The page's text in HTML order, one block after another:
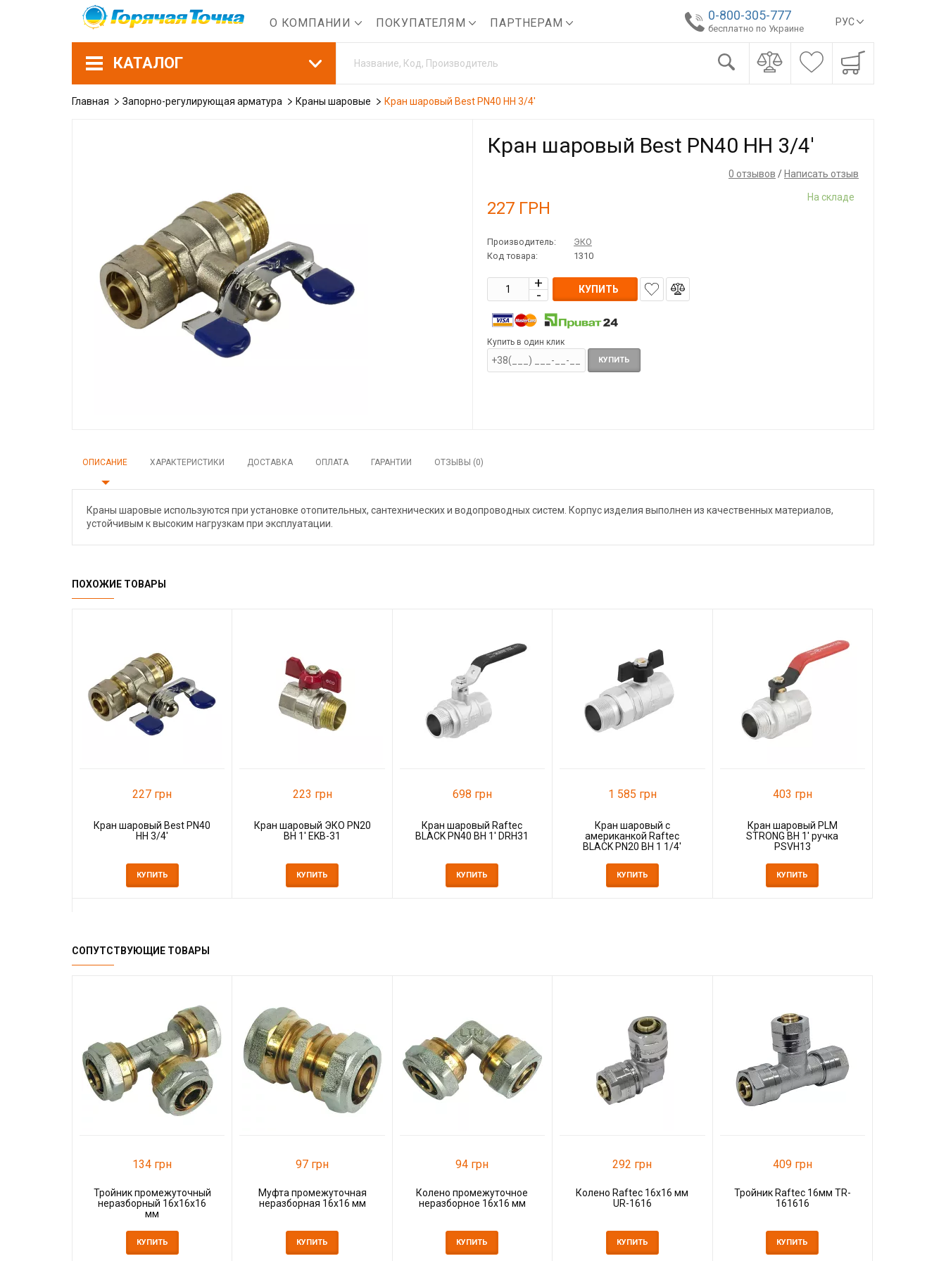
О КОМПАНИИ ПОКУПАТЕЛЯМ ПАРТНЕРАМ РУС
0-800-305-777
бесплатно по Украине
КАТАЛОГ
Главная Запорно-регулирующая арматура Краны шаровые Кран шаровый Best PN40 НН 3/4'
Кран шаровый Best PN40 НН 3/4'
0 отзывов / Написать отзыв
227 ГРН
На складе
Производитель:
ЭКО
Код товара:
1310
КУПИТЬ
Купить в один клик
КУПИТЬ
ОПИСАНИЕ ХАРАКТЕРИСТИКИ ДОСТАВКА ОПЛАТА ГАРАНТИИ ОТЗЫВЫ (0)
Краны шаровые используются при установке отопительных, сантехнических и водопроводных систем. Корпус изделия выполнен из качественных материалов,
устойчивым к высоким нагрузкам при эксплуатации.
ПОХОЖИЕ ТОВАРЫ
227 грн
Кран шаровый Best PN40
НН 3/4'
КУПИТЬ
223 грн
Кран шаровый ЭКО PN20
ВН 1' EKB-31
КУПИТЬ
698 грн
Кран шаровый Raftec
BLACK PN40 ВН 1' DRH31
КУПИТЬ
1 585 грн
Кран шаровый с
американкой Raftec
BLACK PN20 ВН 1 1/4'
КУПИТЬ
403 грн
Кран шаровый PLM
STRONG ВН 1' ручка
PSVH13
КУПИТЬ
СОПУТСТВУЮЩИЕ ТОВАРЫ
134 грн
Тройник промежуточный
неразборный 16x16x16
мм
КУПИТЬ
97 грн
Муфта промежуточная
неразборная 16x16 мм
КУПИТЬ
94 грн
Колено промежуточное
неразборное 16x16 мм
КУПИТЬ
292 грн
Колено Raftec 16x16 мм
UR-1616
КУПИТЬ
409 грн
Тройник Raftec 16мм TR-
161616
КУПИТЬ